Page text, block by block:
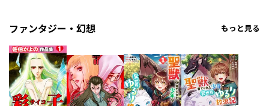
ファンタジー・幻想 もっと見る